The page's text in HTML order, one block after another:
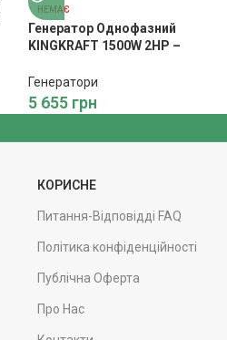
НЕМАЄ
Генератор Однофазний
KINGKRAFT 1500W 2HP –
Генератори
5 655 грн
КОРИСНЕ
Питання-Відповідді FAQ
Політика конфіденційності
Публічна Оферта
Про Нас